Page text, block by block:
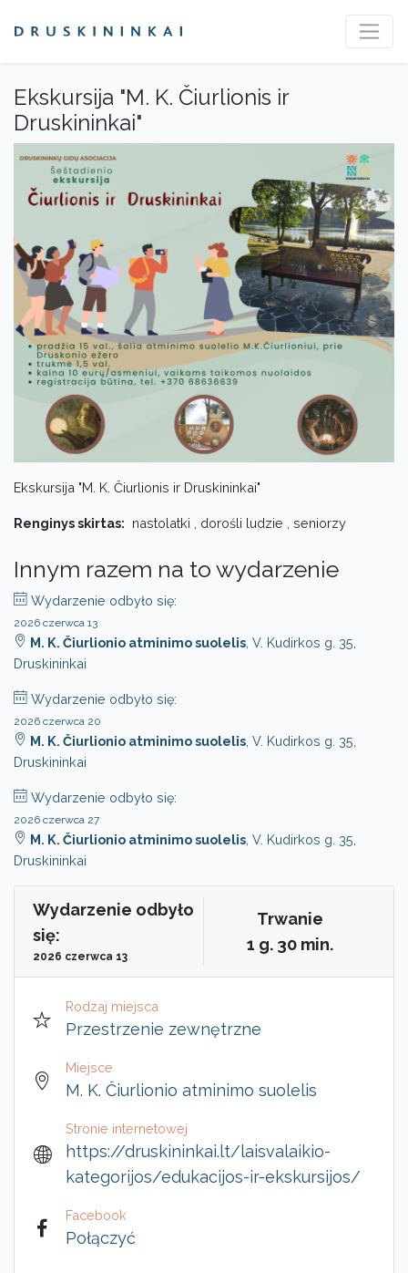
Ekskursija "M. K. Čiurlionis ir
Druskininkai"
Ekskursija "M. K. Čiurlionis ir Druskininkai"
Renginys skirtas: nastolatki , dorośli ludzie , seniorzy
Innym razem na to wydarzenie
Wydarzenie odbyło się:
2026 czerwca 13
M. K. Čiurlionio atminimo suolelis , V. Kudirkos g. 35,
Druskininkai
Wydarzenie odbyło się:
2026 czerwca 20
M. K. Čiurlionio atminimo suolelis , V. Kudirkos g. 35,
Druskininkai
Wydarzenie odbyło się:
2026 czerwca 27
M. K. Čiurlionio atminimo suolelis , V. Kudirkos g. 35,
Druskininkai
Wydarzenie odbyło
się:
2026 czerwca 13
Trwanie
1 g. 30 min.
Rodzaj miejsca
Przestrzenie zewnętrzne
Miejsce
M. K. Čiurlionio atminimo suolelis
Stronie internetowej
https://druskininkai.lt/laisvalaikio-
kategorijos/edukacijos-ir-ekskursijos/
Facebook
Połączyć